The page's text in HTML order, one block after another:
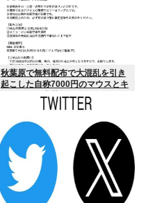
秋葉原で無料配布で大混乱を引き
起こした自称7000円のマウスとキ
ーボード、中華サイトで1500円で
売られるゴミだったwww